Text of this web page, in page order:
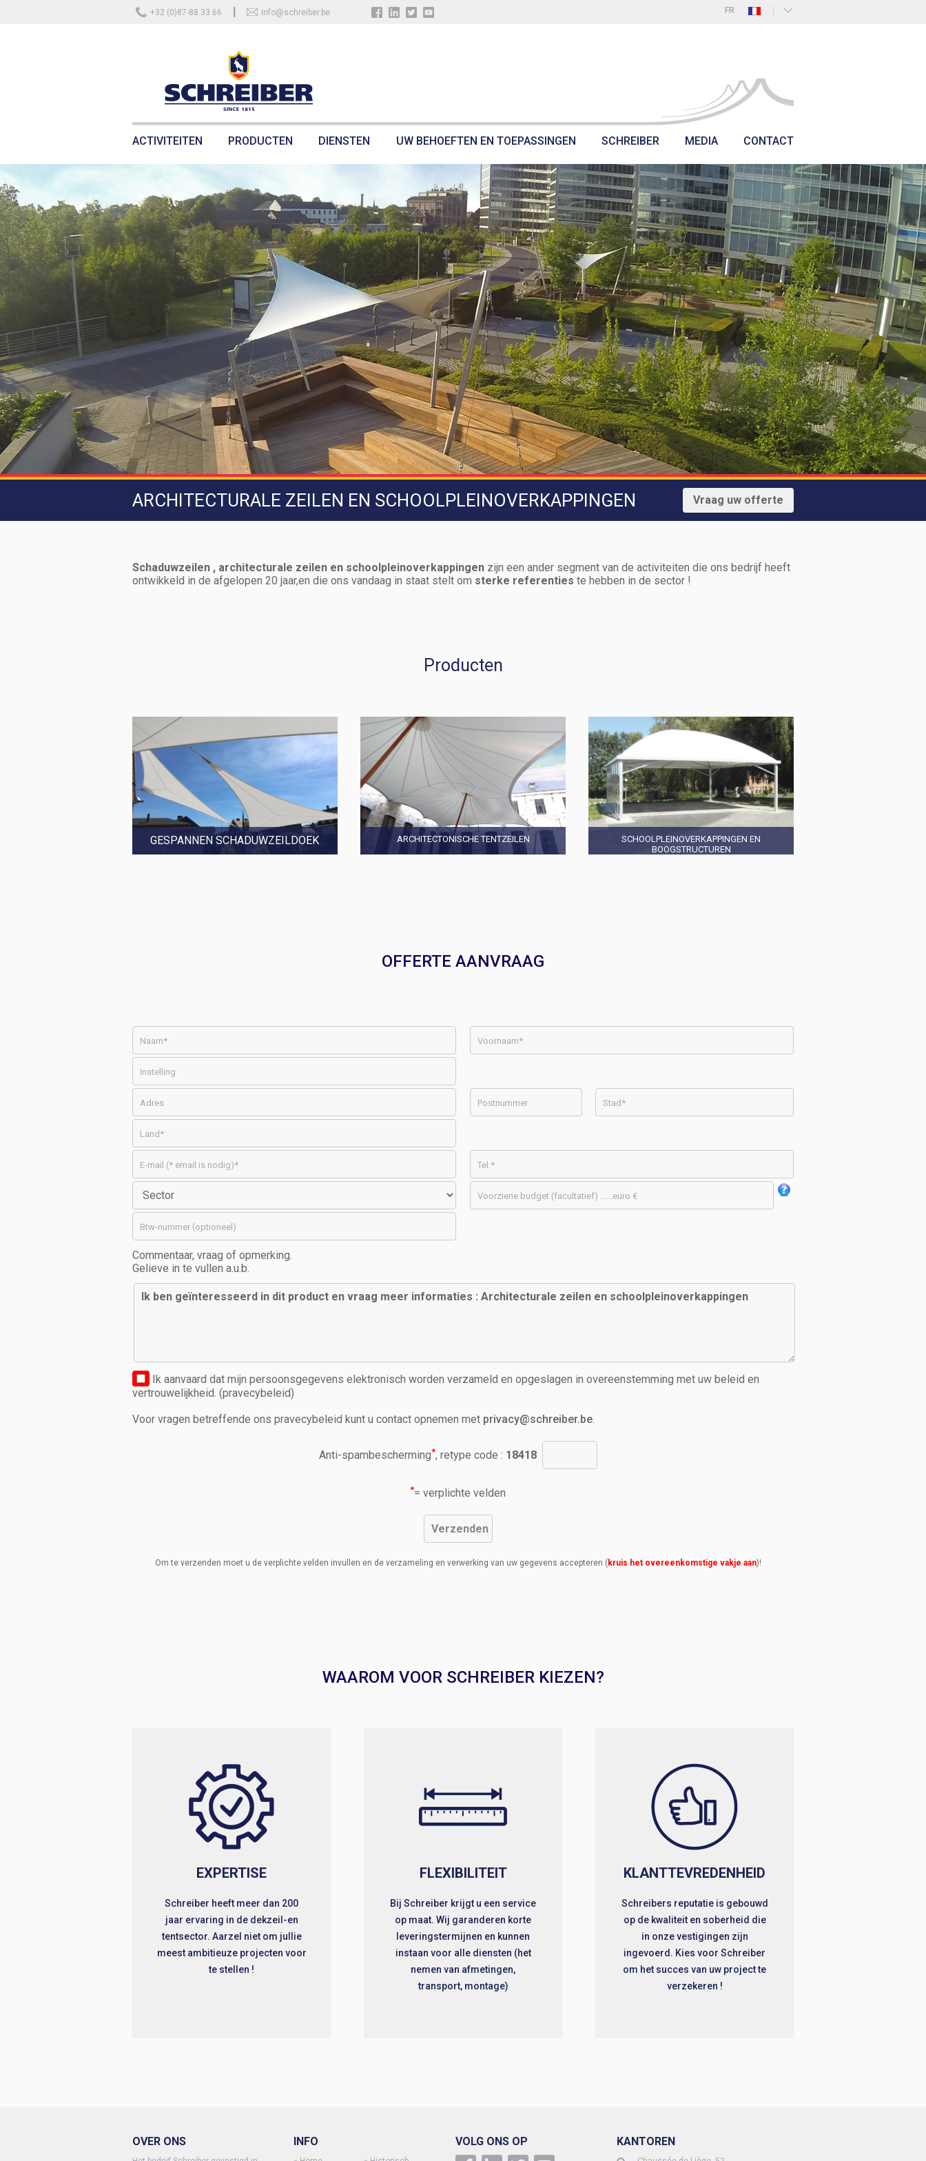
+32 (0)87-88.33.66 info@schreiber.be
FR
ACTIVITEITEN PRODUCTEN DIENSTEN UW BEHOEFTEN EN TOEPASSINGEN SCHREIBER MEDIA CONTACT
ARCHITECTURALE ZEILEN EN SCHOOLPLEINOVERKAPPINGEN Vraag uw offerte
Schaduwzeilen , architecturale zeilen en schoolpleinoverkappingen zijn een ander segment van de activiteiten die ons bedrijf heeft
ontwikkeld in de afgelopen 20 jaar,en die ons vandaag in staat stelt om sterke referenties te hebben in de sector !
Producten
GESPANNEN SCHADUWZEILDOEK ARCHITECTONISCHE TENTZEILEN
SCHOOLPLEINOVERKAPPINGEN EN
BOOGSTRUCTUREN
OFFERTE AANVRAAG
Commentaar, vraag of opmerking.
Gelieve in te vullen a.u.b.
Ik aanvaard dat mijn persoonsgegevens elektronisch worden verzameld en opgeslagen in overeenstemming met uw beleid en
vertrouwelijkheid. (pravecybeleid)
Voor vragen betreffende ons pravecybeleid kunt u contact opnemen met privacy@schreiber.be.
Anti-spambescherming*, retype code : 18418
*= verplichte velden
Om te verzenden moet u de verplichte velden invullen en de verzameling en verwerking van uw gegevens accepteren (kruis het overeenkomstige vakje aan)!
WAAROM VOOR SCHREIBER KIEZEN?
EXPERTISE
Schreiber heeft meer dan 200
jaar ervaring in de dekzeil-en
tentsector. Aarzel niet om jullie
meest ambitieuze projecten voor
te stellen !
FLEXIBILITEIT
Bij Schreiber krijgt u een service
op maat. Wij garanderen korte
leveringstermijnen en kunnen
instaan voor alle diensten (het
nemen van afmetingen,
transport, montage)
KLANTTEVREDENHEID
Schreibers reputatie is gebouwd
op de kwaliteit en soberheid die
in onze vestigingen zijn
ingevoerd. Kies voor Schreiber
om het succes van uw project te
verzekeren !
OVER ONS INFO VOLG ONS OP KANTOREN